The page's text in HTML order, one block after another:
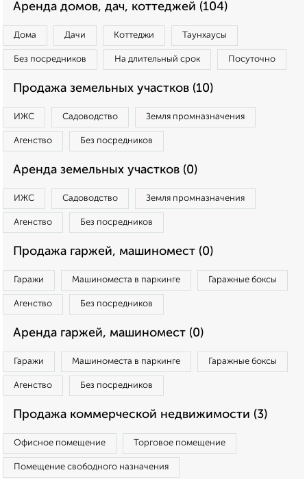
Аренда домов, дач, коттеджей (104)
Дома Дачи Коттеджи Таунхаусы
Без посредников На длительный срок Посуточно
Продажа земельных участков (10)
ИЖС Садоводство Земля промназначения
Агенство Без посредников
Аренда земельных участков (0)
ИЖС Садоводство Земля промназначения
Агенство Без посредников
Продажа гаржей, машиномест (0)
Гаражи Машиноместа в паркинге Гаражные боксы
Агенство Без посредников
Аренда гаржей, машиномест (0)
Гаражи Машиноместа в паркинге Гаражные боксы
Агенство Без посредников
Продажа коммерческой недвижимости (3)
Офисное помещение Торговое помещение
Помещение свободного назначения